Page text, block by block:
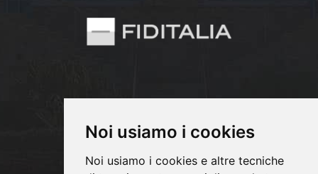
Noi usiamo i cookies
Noi usiamo i cookies e altre tecniche